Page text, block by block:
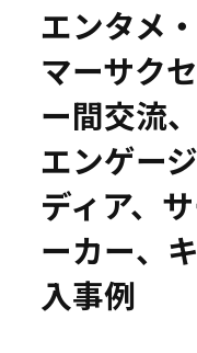
事例
セミナー
お役立ち情報
エンタメ
マーサク
ー間交流
エンゲー
ディア、
ーカー、
入事例